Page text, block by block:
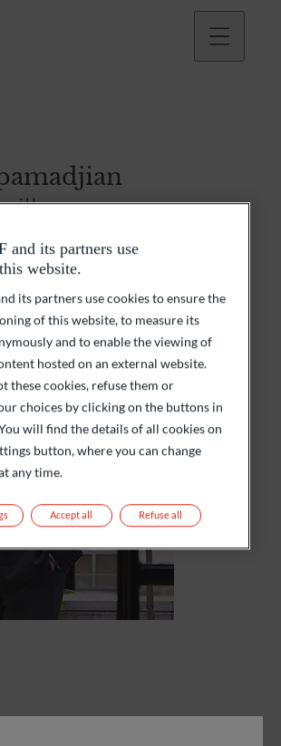
and its partners use
website.
its partners use cookies to ensure the
of this website, to measure its
and to enable the viewing of
hosted on an external website.
these cookies, refuse them or
choices by clicking on the buttons in
will find the details of all cookies on
button, where you can change
any time.
Refuse all
Accept all